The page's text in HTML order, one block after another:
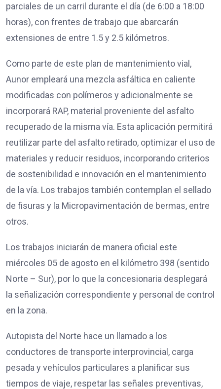
parciales de un carril durante el día (de 6:00 a 18:00
horas), con frentes de trabajo que abarcarán
extensiones de entre 1.5 y 2.5 kilómetros.
Como parte de este plan de mantenimiento vial,
Aunor empleará una mezcla asfáltica en caliente
modificadas con polímeros y adicionalmente se
incorporará RAP, material proveniente del asfalto
recuperado de la misma vía. Esta aplicación permitirá
reutilizar parte del asfalto retirado, optimizar el uso de
materiales y reducir residuos, incorporando criterios
de sostenibilidad e innovación en el mantenimiento
de la vía. Los trabajos también contemplan el sellado
de fisuras y la Micropavimentación de bermas, entre
otros.
Los trabajos iniciarán de manera oficial este
miércoles 05 de agosto en el kilómetro 398 (sentido
Norte – Sur), por lo que la concesionaria desplegará
la señalización correspondiente y personal de control
en la zona.
Autopista del Norte hace un llamado a los
conductores de transporte interprovincial, carga
pesada y vehículos particulares a planificar sus
tiempos de viaje, respetar las señales preventivas,